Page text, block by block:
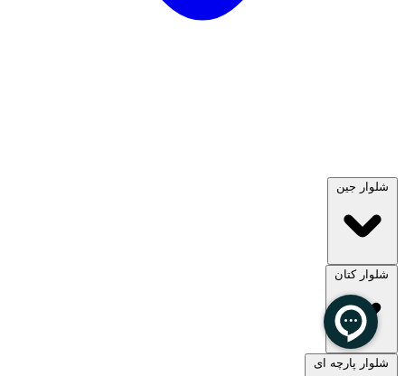
شلوار جین
مشاهده همه
شلوار کتان
شلوار پارچه ای